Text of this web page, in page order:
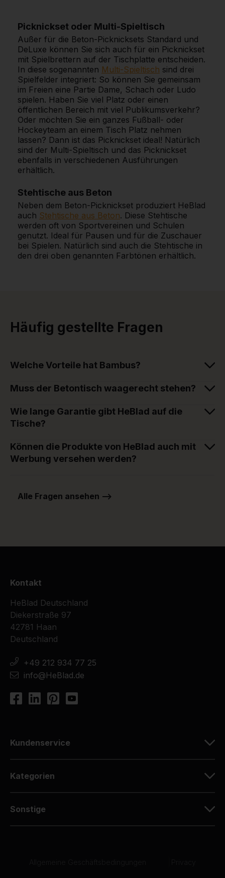
Picknickset oder Multi-Spieltisch
Außer für die Beton-Picknicksets Standard und
DeLuxe können Sie sich auch für ein Picknickset
mit Spielbrettern auf der Tischplatte entscheiden.
In diese sogenannten Multi-Spieltisch sind drei
Spielfelder integriert: So können Sie gemeinsam
im Freien eine Partie Dame, Schach oder Ludo
spielen. Haben Sie viel Platz oder einen
öffentlichen Bereich mit viel Publikumsverkehr?
Oder möchten Sie ein ganzes Fußball- oder
Hockeyteam an einem Tisch Platz nehmen
lassen? Dann ist das Picknickset ideal! Natürlich
sind der Multi-Spieltisch und das Picknickset
ebenfalls in verschiedenen Ausführungen
erhältlich.
Stehtische aus Beton
Neben dem Beton-Picknickset produziert HeBlad
auch Stehtische aus Beton. Diese Stehtische
werden oft von Sportvereinen und Schulen
genutzt. Ideal für Pausen und für die Zuschauer
bei Spielen. Natürlich sind auch die Stehtische in
den drei oben genannten Farbtönen erhältlich.
Häufig gestellte Fragen
Welche Vorteile hat Bambus?
Muss der Betontisch waagerecht stehen?
Wie lange Garantie gibt HeBlad auf die
Tische?
Können die Produkte von HeBlad auch mit
Werbung versehen werden?
Alle Fragen ansehen -->
Kontakt
HeBlad Deutschland
Diekerstraße 97
42781 Haan
Deutschland
+49 212 934 77 25
info@HeBlad.de
Kundenservice
Kategorien
Sonstige